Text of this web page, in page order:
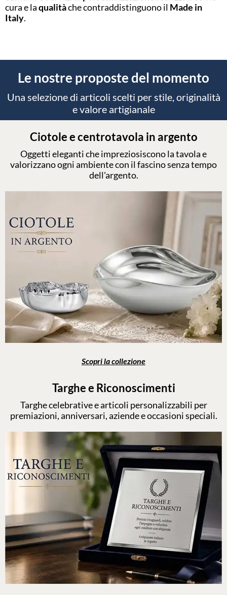
cura e laqualitàche contraddistinguono il Made in
Italy.
Le nostre proposte del momento
Una selezione di articoli scelti per stile, originalità
e valore artigianale
Ciotole e centrotavola in argento
Oggetti eleganti che impreziosiscono la tavola e
valorizzano ogni ambiente con il fascino senza tempo
dell'argento.
Scopri la collezione
Targhe e Riconoscimenti
Targhe celebrative e articoli personalizzabili per
premiazioni, anniversari, aziende e occasioni speciali.